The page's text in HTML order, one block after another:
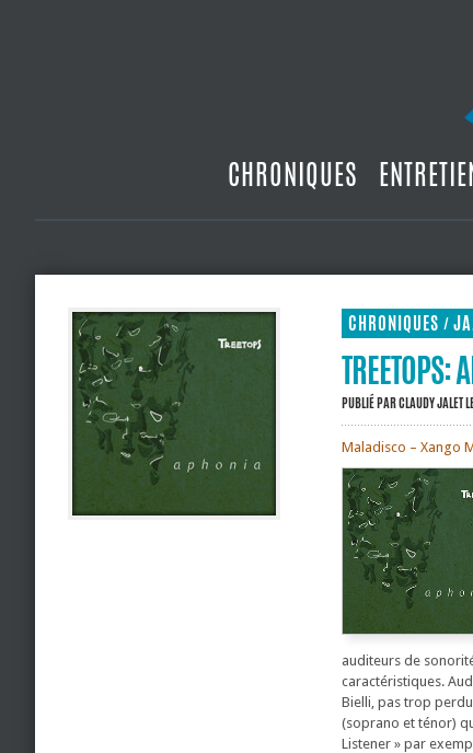
CHRONIQUES
CHRONIQUES /
TREETOPS:
PUBLIÉ PARCLAUDY JALET
Maladisco – Xango
auditeurs de
caractéristiques.
Bielli, pas trop
(soprano et ténor)
Listener » par